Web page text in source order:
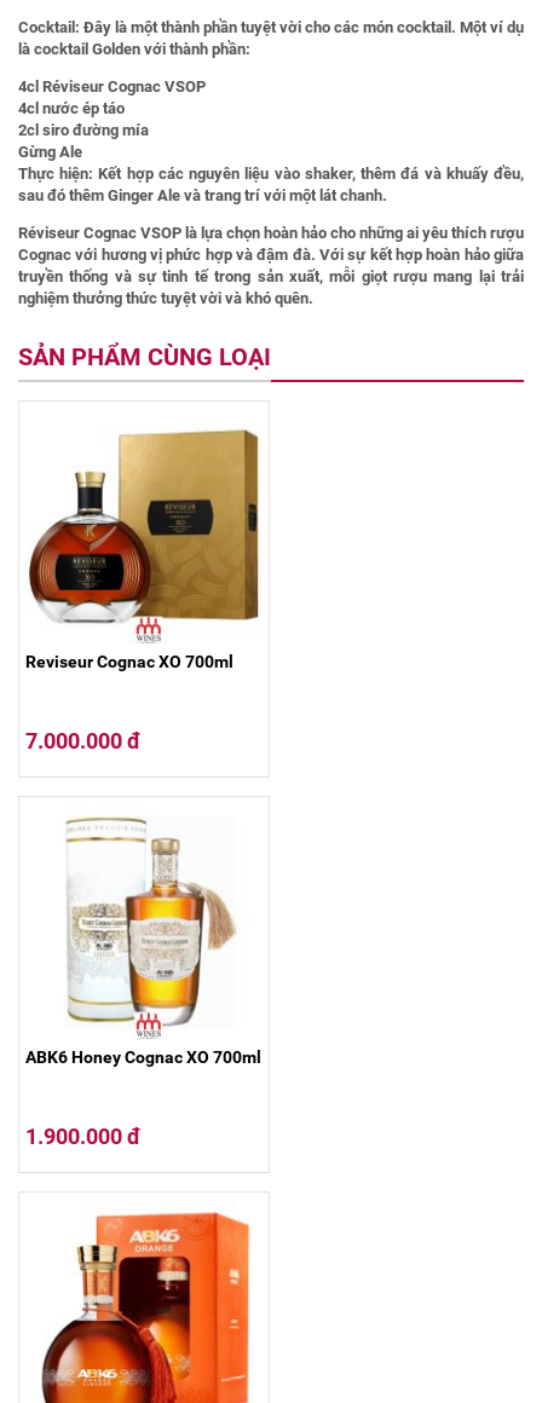
Cocktail: Đây là một thành phần tuyệt vời cho các món cocktail. Một ví dụ
là cocktail Golden với thành phần:
4cl Réviseur Cognac VSOP
4cl nước ép táo
2cl siro đường mía
Gừng Ale
Thực hiện: Kết hợp các nguyên liệu vào shaker, thêm đá và khuấy đều,
sau đó thêm Ginger Ale và trang trí với một lát chanh.
Réviseur Cognac VSOP là lựa chọn hoàn hảo cho những ai yêu thích rượu
Cognac với hương vị phức hợp và đậm đà. Với sự kết hợp hoàn hảo giữa
truyền thống và sự tinh tế trong sản xuất, mỗi giọt rượu mang lại trải
nghiệm thưởng thức tuyệt vời và khó quên.
SẢN PHẨM CÙNG LOẠI
Reviseur Cognac XO 700ml
7.000.000 đ
ABK6 Honey Cognac XO 700ml
1.900.000 đ